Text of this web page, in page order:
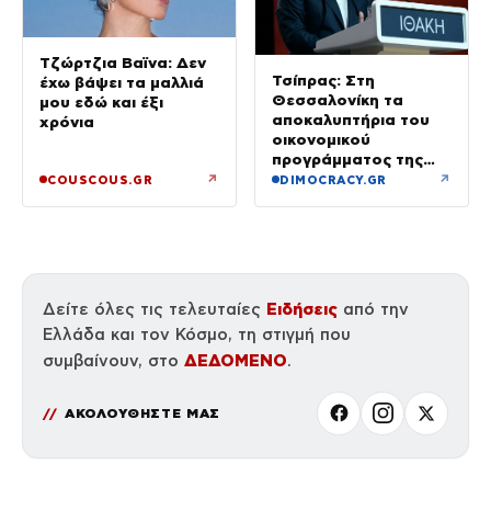
Τζώρτζια Βαϊνα: Δεν
έχω βάψει τα μαλλιά
μου εδώ και έξι
χρόνια
COUSCOUS.GR ↗
Τσίπρας: Στη
Θεσσαλονίκη τα
αποκαλυπτήρια του
οικονομικού
προγράμματος της
ΕΛ.Α.Σ.
DIMOCRACY.GR ↗
Δείτε όλες τις τελευταίες Ειδήσεις από την
Ελλάδα και τον Κόσμο, τη στιγμή που
συμβαίνουν, στο ΔΕΔΟΜΕΝΟ.
ΑΚΟΛΟΥΘΗΣΤΕ ΜΑΣ